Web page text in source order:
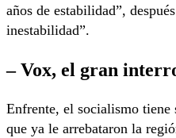
años de estabilidad”,
inestabilidad”.
– Vox, el gran
Enfrente, el socialismo tiene
que ya le arrebataron la